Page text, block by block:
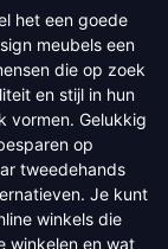
het een goede
meubels een
die op zoek
en stijl in hun
vormen. Gelukkig
op
tweedehands
Je kunt
winkels die
winkelen en wat